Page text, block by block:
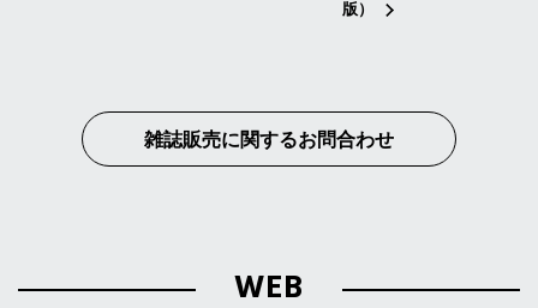
版）
雑誌販売に関するお問合わせ
WEB